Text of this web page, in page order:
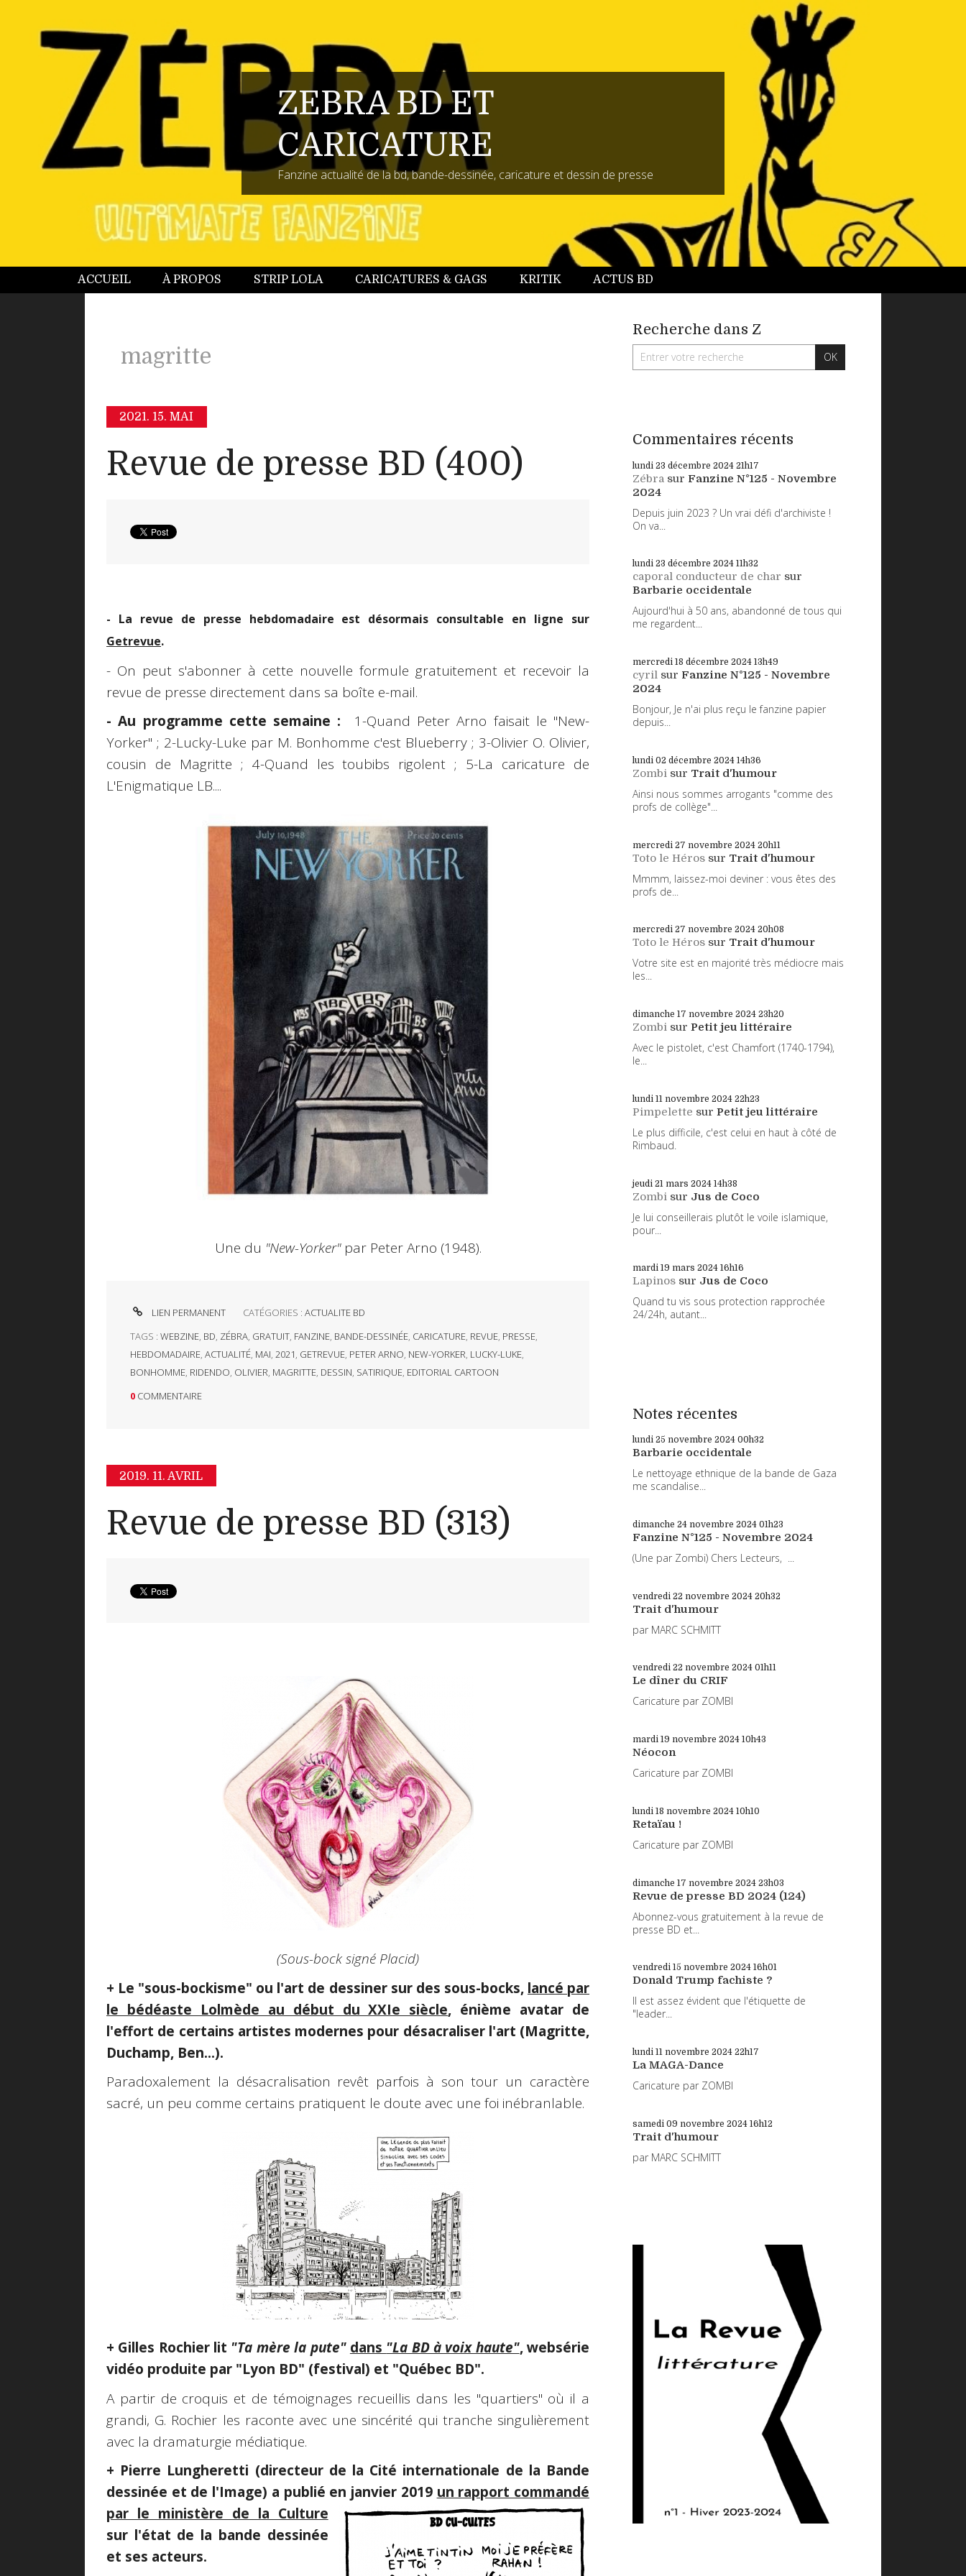
ZEBRA BD ET
CARICATURE
Fanzine actualité de la bd, bande-dessinée, caricature et dessin de presse
ACCUEIL À PROPOS STRIP LOLA CARICATURES & GAGS KRITIK ACTUS BD
magritte
2021. 15. MAI
Revue de presse BD (400)
- La revue de presse hebdomadaire est désormais consultable en ligne sur
Getrevue.
- On peut s'abonner à cette nouvelle formule gratuitement et recevoir la
revue de presse directement dans sa boîte e-mail.
- Au programme cette semaine : 1-Quand Peter Arno faisait le "New-
Yorker" ; 2-Lucky-Luke par M. Bonhomme c'est Blueberry ; 3-Olivier O. Olivier,
cousin de Magritte ; 4-Quand les toubibs rigolent ; 5-La caricature de
L'Enigmatique LB....
Une du "New-Yorker"par Peter Arno (1948).
LIEN PERMANENT CATÉGORIES :ACTUALITE BD
TAGS : WEBZINE, BD, ZÉBRA, GRATUIT, FANZINE, BANDE-DESSINÉE, CARICATURE, REVUE, PRESSE,
HEBDOMADAIRE, ACTUALITÉ, MAI, 2021, GETREVUE, PETER ARNO, NEW-YORKER, LUCKY-LUKE,
BONHOMME, RIDENDO, OLIVIER, MAGRITTE, DESSIN, SATIRIQUE, EDITORIAL CARTOON
0 COMMENTAIRE
2019. 11. AVRIL
Revue de presse BD (313)
(Sous-bock signé Placid)
+ Le "sous-bockisme" ou l'art de dessiner sur des sous-bocks, lancé par
le bédéaste Lolmède au début du XXIe siècle, énième avatar de
l'effort de certains artistes modernes pour désacraliser l'art (Magritte,
Duchamp, Ben...).
Paradoxalement la désacralisation revêt parfois à son tour un caractère
sacré, un peu comme certains pratiquent le doute avec une foi inébranlable.
+ Gilles Rochier lit "Ta mère la pute" dans "La BD à voix haute", websérie
vidéo produite par "Lyon BD" (festival) et "Québec BD".
A partir de croquis et de témoignages recueillis dans les "quartiers" où il a
grandi, G. Rochier les raconte avec une sincérité qui tranche singulièrement
avec la dramaturgie médiatique.
+ Pierre Lungheretti (directeur de la Cité internationale de la Bande
dessinée et de l'Image) a publié en janvier 2019 un rapport commandé
par le ministère de la Culture
sur l'état de la bande dessinée
et ses acteurs.
Recherche dans Z
Commentaires récents
lundi 23 décembre 2024 21h17
Zébra sur Fanzine N°125 - Novembre
2024
Depuis juin 2023 ? Un vrai défi d'archiviste !
On va...
lundi 23 décembre 2024 11h32
caporal conducteur de char sur
Barbarie occidentale
Aujourd'hui à 50 ans, abandonné de tous qui
me regardent...
mercredi 18 décembre 2024 13h49
cyril sur Fanzine N°125 - Novembre
2024
Bonjour, Je n'ai plus reçu le fanzine papier
depuis...
lundi 02 décembre 2024 14h36
Zombi sur Trait d'humour
Ainsi nous sommes arrogants "comme des
profs de collège"...
mercredi 27 novembre 2024 20h11
Toto le Héros sur Trait d'humour
Mmmm, laissez-moi deviner : vous êtes des
profs de...
mercredi 27 novembre 2024 20h08
Toto le Héros sur Trait d'humour
Votre site est en majorité très médiocre mais
les...
dimanche 17 novembre 2024 23h20
Zombi sur Petit jeu littéraire
Avec le pistolet, c'est Chamfort (1740-1794),
le...
lundi 11 novembre 2024 22h23
Pimpelette sur Petit jeu littéraire
Le plus difficile, c'est celui en haut à côté de
Rimbaud.
jeudi 21 mars 2024 14h38
Zombi sur Jus de Coco
Je lui conseillerais plutôt le voile islamique,
pour...
mardi 19 mars 2024 16h16
Lapinos sur Jus de Coco
Quand tu vis sous protection rapprochée
24/24h, autant...
Notes récentes
lundi 25 novembre 2024 00h32
Barbarie occidentale
Le nettoyage ethnique de la bande de Gaza
me scandalise...
dimanche 24 novembre 2024 01h23
Fanzine N°125 - Novembre 2024
(Une par Zombi) Chers Lecteurs, ...
vendredi 22 novembre 2024 20h32
Trait d'humour
par MARC SCHMITT
vendredi 22 novembre 2024 01h11
Le dîner du CRIF
Caricature par ZOMBI
mardi 19 novembre 2024 10h43
Néocon
Caricature par ZOMBI
lundi 18 novembre 2024 10h10
Retaïau !
Caricature par ZOMBI
dimanche 17 novembre 2024 23h03
Revue de presse BD 2024 (124)
Abonnez-vous gratuitement à la revue de
presse BD et...
vendredi 15 novembre 2024 16h01
Donald Trump fachiste ?
Il est assez évident que l'étiquette de
"leader...
lundi 11 novembre 2024 22h17
La MAGA-Dance
Caricature par ZOMBI
samedi 09 novembre 2024 16h12
Trait d'humour
par MARC SCHMITT